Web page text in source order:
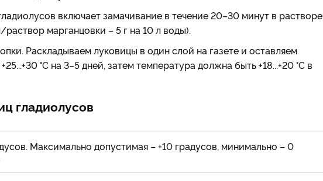
включает замачивание в течение 20–30 минут в растворе
марганцовки – 5 г на 10 л воды).
Раскладываем луковицы в один слой на газете и оставляем
°С на 3–5 дней, затем температура должна быть +18...+20 °С в
гладиолусов
Максимально допустимая – +10 градусов, минимально – 0